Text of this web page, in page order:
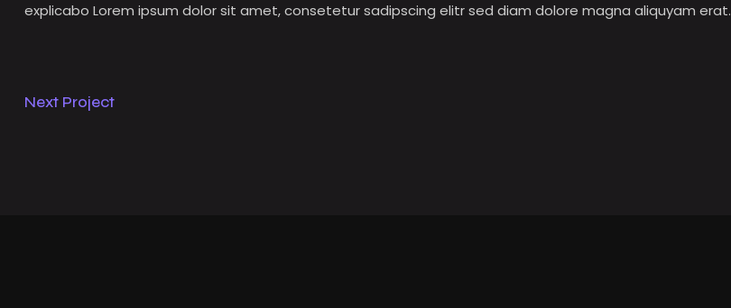
explicabo Lorem ipsum dolor sit amet, consetetur sadipscing elitr sed diam dolore magna aliquyam erat.
Next Project